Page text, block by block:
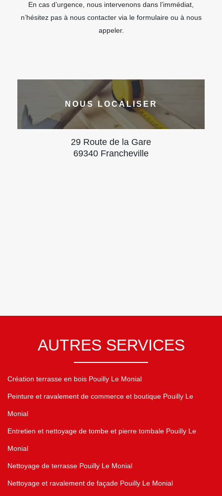
En cas d’urgence, nous intervenons dans l’immédiat,
n’hésitez pas à nous contacter via le formulaire ou à nous
appeler.
NOUS LOCALISER
29 Route de la Gare
69340 Francheville
AUTRES SERVICES
Création terrasse en bois Pouilly Le Monial
Peinture et ravalement de commerce et boutique Pouilly Le
Monial
Entretien et nettoyage de tombe et pierre tombale Pouilly Le
Monial
Nettoyage de terrasse Pouilly Le Monial
Nettoyage et ravalement de façade Pouilly Le Monial